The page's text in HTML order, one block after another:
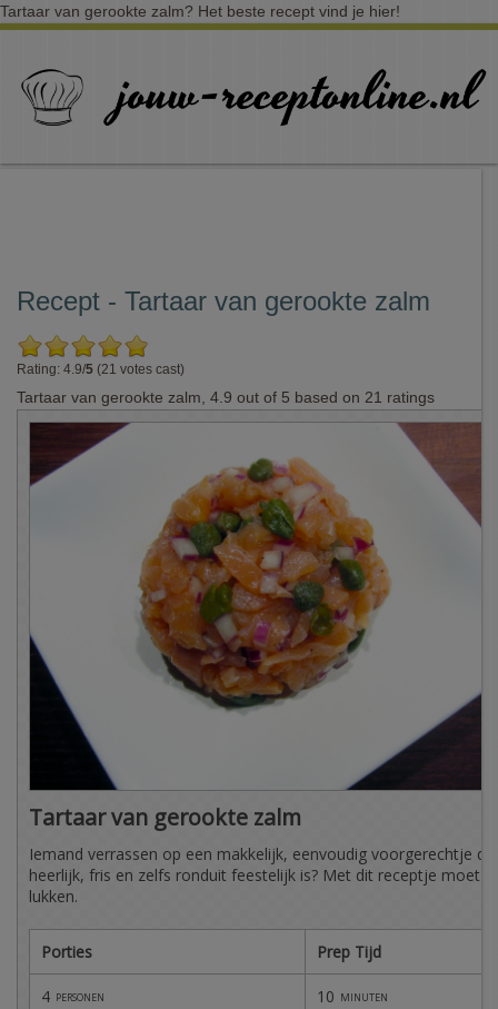
Tartaar van gerookte zalm? Het beste recept vind je hier!
Recept - Tartaar van gerookte zalm
Rating: 4.9/5 (21 votes cast)
Tartaar van gerookte zalm 4.9 out of 5 based on 21 ratings
Tartaar van gerookte zalm
Iemand verrassen op een makkelijk, eenvoudig voorgerechtje
heerlijk, fris en zelfs ronduit feestelijk is? Met dit receptje moet
lukken.
Porties Prep Tijd
4 personen 10 minuten